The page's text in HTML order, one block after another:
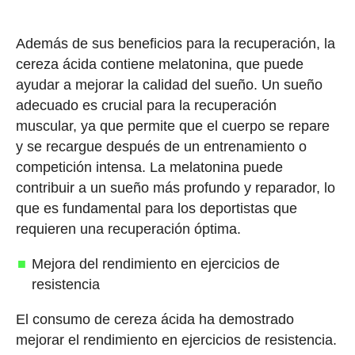
Además de sus beneficios para la recuperación, la
cereza ácida contiene melatonina, que puede
ayudar a mejorar la calidad del sueño. Un sueño
adecuado es crucial para la recuperación
muscular, ya que permite que el cuerpo se repare
y se recargue después de un entrenamiento o
competición intensa. La melatonina puede
contribuir a un sueño más profundo y reparador, lo
que es fundamental para los deportistas que
requieren una recuperación óptima.
Mejora del rendimiento en ejercicios de
resistencia
El consumo de cereza ácida ha demostrado
mejorar el rendimiento en ejercicios de resistencia.